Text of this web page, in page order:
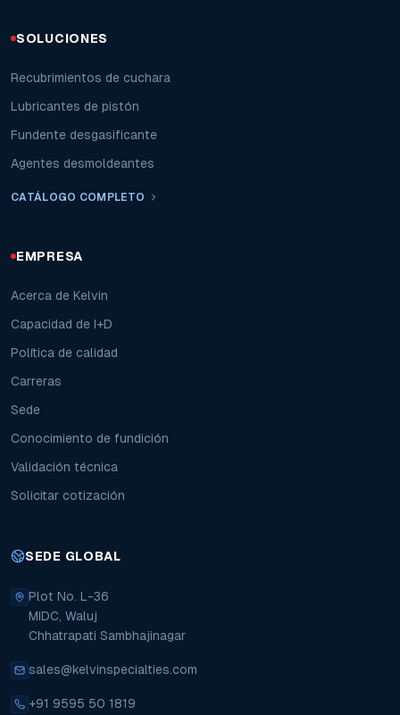
SOLUCIONES
Recubrimientos de cuchara
Lubricantes de pistón
Fundente desgasificante
Agentes desmoldeantes
CATÁLOGO COMPLETO
EMPRESA
Acerca de Kelvin
Capacidad de I+D
Política de calidad
Carreras
Sede
Conocimiento de fundición
Validación técnica
Solicitar cotización
SEDE GLOBAL
Plot No. L-36
MIDC, Waluj
Chhatrapati Sambhajinagar
sales@kelvinspecialties.com
+91 9595 50 1819